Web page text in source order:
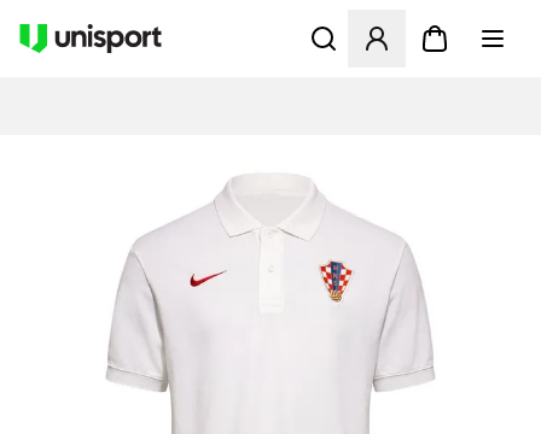
Öffnet ein neues Fenster